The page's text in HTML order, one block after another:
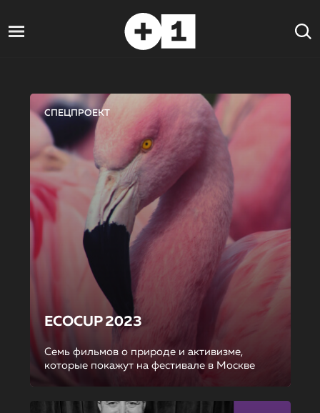
СПЕЦПРОЕКТ
ECOCUP 2023
Семь фильмов о природе и активизме,
которые покажут на фестивале в Москве